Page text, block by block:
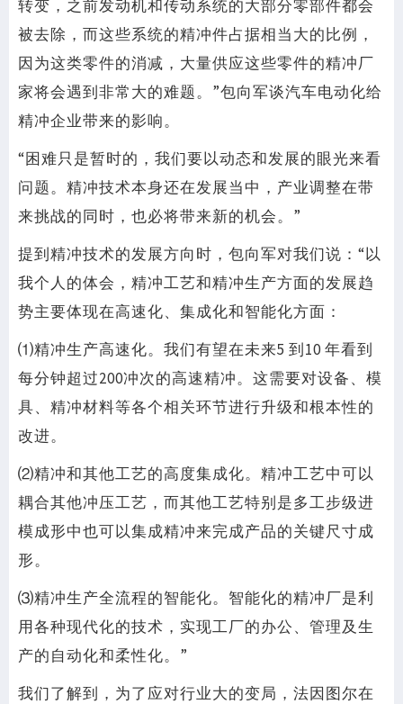
转变，之前发动机和传动系统的大部分零部件都会
被去除，而这些系统的精冲件占据相当大的比例，
因为这类零件的消减，大量供应这些零件的精冲厂
家将会遇到非常大的难题。”包向军谈汽车电动化给
精冲企业带来的影响。
“困难只是暂时的，我们要以动态和发展的眼光来看
问题。精冲技术本身还在发展当中，产业调整在带
来挑战的同时，也必将带来新的机会。”
提到精冲技术的发展方向时，包向军对我们说：“以
我个人的体会，精冲工艺和精冲生产方面的发展趋
势主要体现在高速化、集成化和智能化方面：
⑴精冲生产高速化。我们有望在未来5 到10 年看到
每分钟超过200冲次的高速精冲。这需要对设备、模
具、精冲材料等各个相关环节进行升级和根本性的
改进。
⑵精冲和其他工艺的高度集成化。精冲工艺中可以
耦合其他冲压工艺，而其他工艺特别是多工步级进
模成形中也可以集成精冲来完成产品的关键尺寸成
形。
⑶精冲生产全流程的智能化。智能化的精冲厂是利
用各种现代化的技术，实现工厂的办公、管理及生
产的自动化和柔性化。”
我们了解到，为了应对行业大的变局，法因图尔在